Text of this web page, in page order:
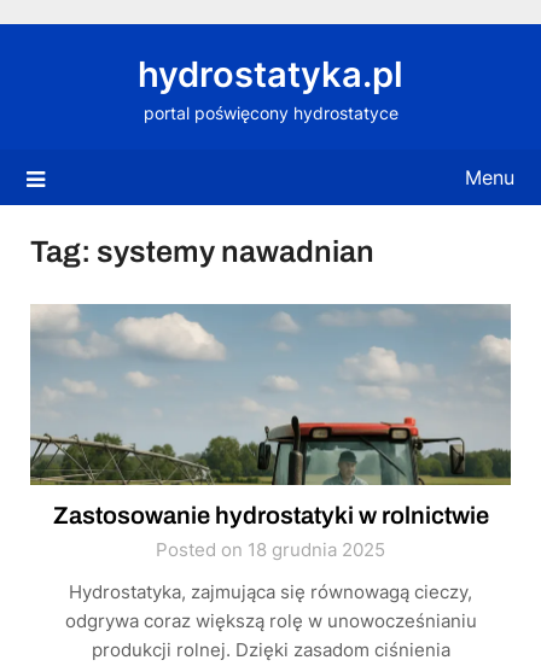
hydrostatyka.pl
portal poświęcony hydrostatyce
Menu
Tag: systemy nawadnian
Zastosowanie hydrostatyki w rolnictwie
Posted on 18 grudnia 2025
Hydrostatyka, zajmująca się równowagą cieczy,
odgrywa coraz większą rolę w unowocześnianiu
produkcji rolnej. Dzięki zasadom ciśnienia